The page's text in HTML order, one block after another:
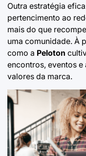
Outra estratégia
pertencimento ao
mais do que
uma comunidade. À
como a Peloton
encontros, eventos
valores da marca.